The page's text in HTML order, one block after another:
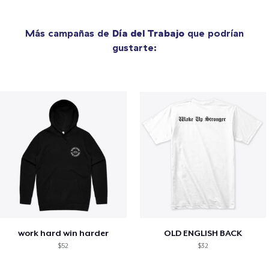
Más campañas de Día del Trabajo que podrían
gustarte:
work hard win harder
$52
OLD ENGLISH BACK
$32